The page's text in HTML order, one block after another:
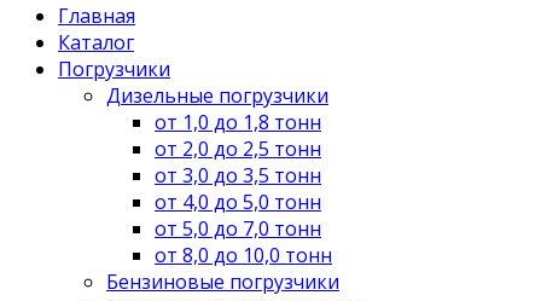
Главная
Каталог
Погрузчики
Дизельные погрузчики
от 1,0 до 1,8 тонн
от 2,0 до 2,5 тонн
от 3,0 до 3,5 тонн
от 4,0 до 5,0 тонн
от 5,0 до 7,0 тонн
от 8,0 до 10,0 тонн
Бензиновые погрузчики